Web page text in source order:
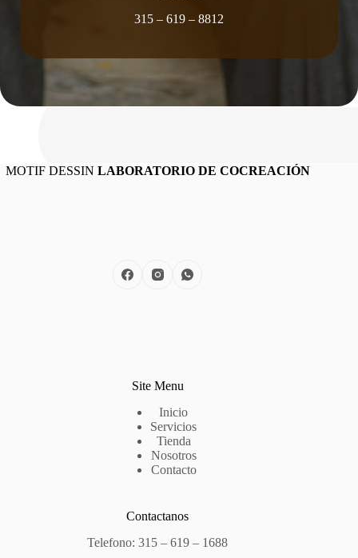
315 – 619 – 8812
MOTIF DESSIN LABORATORIO DE COCREACIÓN
Site Menu
Inicio
Servicios
Tienda
Nosotros
Contacto
Contactanos
Telefono: 315 – 619 – 1688